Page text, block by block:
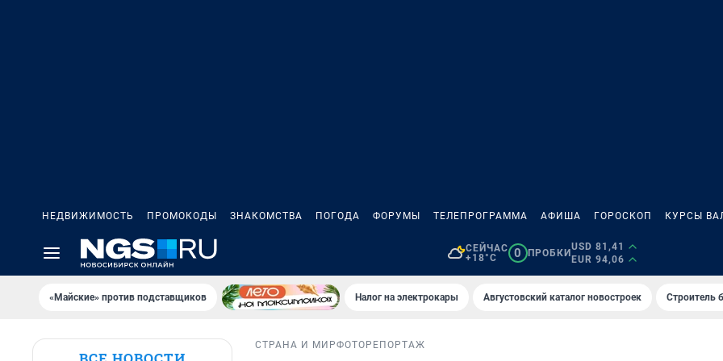
НЕДВИЖИМОСТЬ ПРОМОКОДЫ ЗНАКОМСТВА ПОГОДА ФОРУМЫ ТЕЛЕПРОГРАММА АФИША ГОРОСКОП КУРСЫ
СЕЙЧАС
+18°C
0 ПРОБКИ
USD 81,41
EUR 94,06
«Майские» против подставщиков Налог на электрокары Августовский каталог новостроек Строитель
СТРАНА И МИРФОТОРЕПОРТАЖ